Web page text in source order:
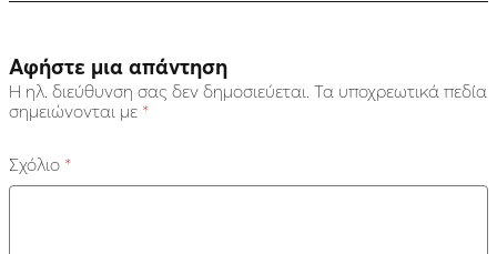
Αφήστε μια απάντηση
Η ηλ. διεύθυνση σας δεν δημοσιεύεται. Τα υποχρεωτικά πεδία
σημειώνονται με *
Σχόλιο *